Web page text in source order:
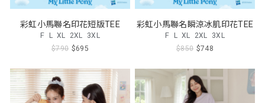
彩虹小馬聯名印花短版TEE
F L XL 2XL 3XL
$790 $695
彩虹小馬聯名瞬涼冰肌印花TEE
F L XL 2XL 3XL
$850 $748